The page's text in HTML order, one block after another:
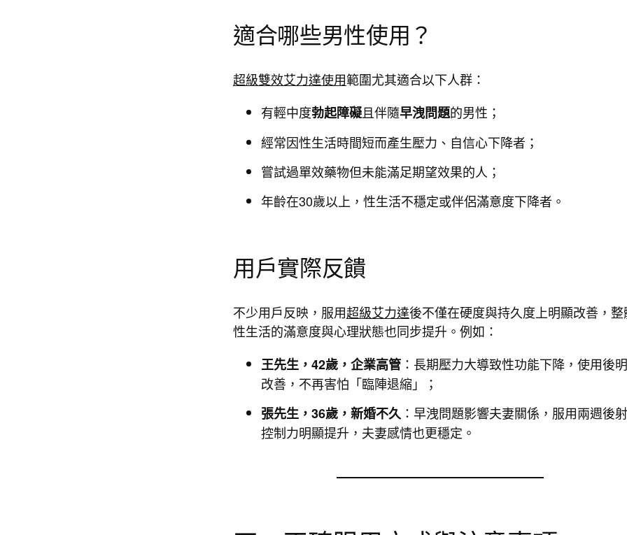
適合哪些男性使用？
超級雙效艾力達使用範圍尤其適合以下人群：
有輕中度勃起障礙且伴隨早洩問題的男性；
經常因性生活時間短而產生壓力、自信心下降者；
嘗試過單效藥物但未能滿足期望效果的人；
年齡在30歲以上，性生活不穩定或伴侶滿意度下降者。
用戶實際反饋
不少用戶反映，服用超級艾力達後不僅在硬度與持久度上明顯改善，整
性生活的滿意度與心理狀態也同步提升。例如：
王先生，42歲，企業高管：長期壓力大導致性功能下降，使用後
改善，不再害怕「臨陣退縮」；
張先生，36歲，新婚不久 ：早洩問題影響夫妻關係，服用兩週後
控制力明顯提升，夫妻感情也更穩定。